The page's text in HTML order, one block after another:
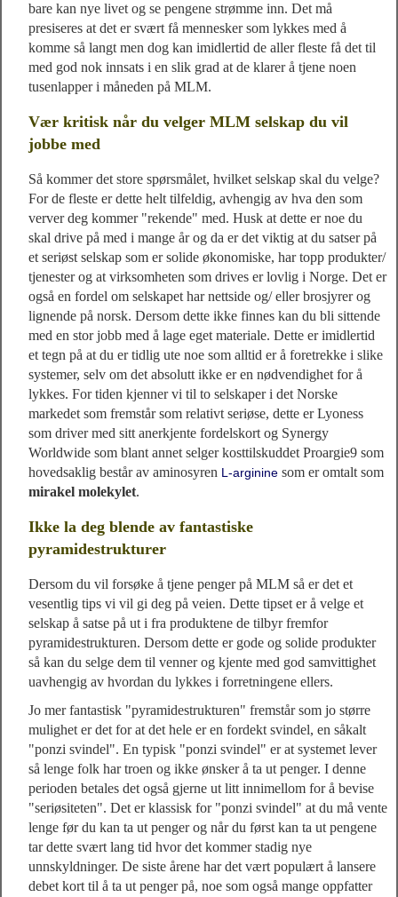
bare kan nye livet og se pengene strømme inn. Det må
presiseres at det er svært få mennesker som lykkes med å
komme så langt men dog kan imidlertid de aller fleste få det til
med god nok innsats i en slik grad at de klarer å tjene noen
tusenlapper i måneden på MLM.
Vær kritisk når du velger MLM selskap du vil
jobbe med
Så kommer det store spørsmålet, hvilket selskap skal du velge?
For de fleste er dette helt tilfeldig, avhengig av hva den som
verver deg kommer "rekende" med. Husk at dette er noe du
skal drive på med i mange år og da er det viktig at du satser på
et seriøst selskap som er solide økonomiske, har topp produkter/
tjenester og at virksomheten som drives er lovlig i Norge. Det er
også en fordel om selskapet har nettside og/ eller brosjyrer og
lignende på norsk. Dersom dette ikke finnes kan du bli sittende
med en stor jobb med å lage eget materiale. Dette er imidlertid
et tegn på at du er tidlig ute noe som alltid er å foretrekke i slike
systemer, selv om det absolutt ikke er en nødvendighet for å
lykkes. For tiden kjenner vi til to selskaper i det Norske
markedet som fremstår som relativt seriøse, dette er Lyoness
som driver med sitt anerkjente fordelskort og Synergy
Worldwide som blant annet selger kosttilskuddet Proargie9 som
hovedsaklig består av aminosyren L-arginine som er omtalt som
mirakel molekylet.
Ikke la deg blende av fantastiske
pyramidestrukturer
Dersom du vil forsøke å tjene penger på MLM så er det et
vesentlig tips vi vil gi deg på veien. Dette tipset er å velge et
selskap å satse på ut i fra produktene de tilbyr fremfor
pyramidestrukturen. Dersom dette er gode og solide produkter
så kan du selge dem til venner og kjente med god samvittighet
uavhengig av hvordan du lykkes i forretningene ellers.
Jo mer fantastisk "pyramidestrukturen" fremstår som jo større
mulighet er det for at det hele er en fordekt svindel, en såkalt
"ponzi svindel". En typisk "ponzi svindel" er at systemet lever
så lenge folk har troen og ikke ønsker å ta ut penger. I denne
perioden betales det også gjerne ut litt innimellom for å bevise
"seriøsiteten". Det er klassisk for "ponzi svindel" at du må vente
lenge før du kan ta ut penger og når du først kan ta ut pengene
tar dette svært lang tid hvor det kommer stadig nye
unnskyldninger. De siste årene har det vært populært å lansere
debet kort til å ta ut penger på, noe som også mange oppfatter